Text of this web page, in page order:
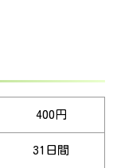
400円
31日間